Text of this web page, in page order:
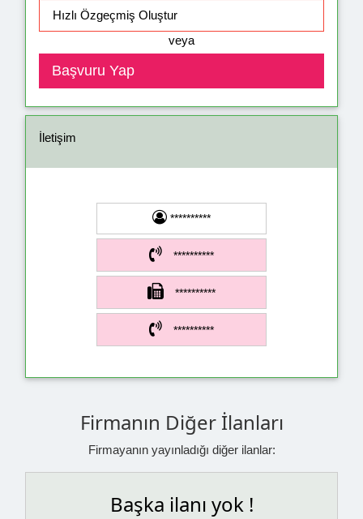
veya
İletişim
**********
**********
**********
**********
Firmanın Diğer İlanları
Firmayanın yayınladığı diğer ilanlar:
Başka ilanı yok !